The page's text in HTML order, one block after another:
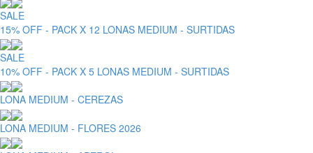
SALE
15% OFF - PACK X 12 LONAS MEDIUM - SURTIDAS
SALE
10% OFF - PACK X 5 LONAS MEDIUM - SURTIDAS
LONA MEDIUM - CEREZAS
LONA MEDIUM - FLORES 2026